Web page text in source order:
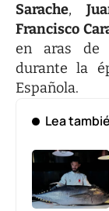
Sarache,
Francisco
en aras de
durante la
Española.
Lea